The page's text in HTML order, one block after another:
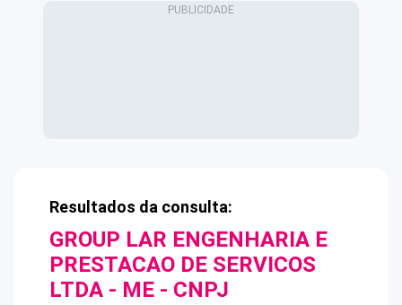
Resultados da consulta:
GROUP LAR ENGENHARIA E
PRESTACAO DE SERVICOS
LTDA - ME - CNPJ